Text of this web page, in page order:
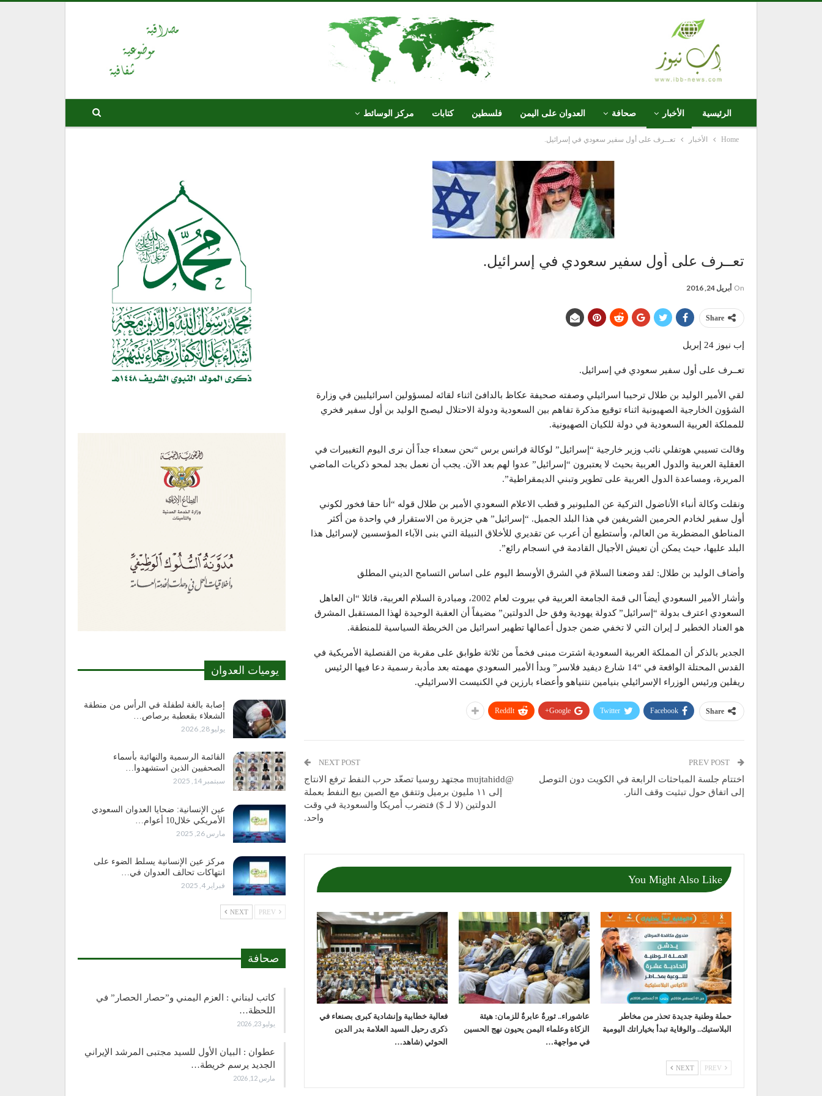
الرئيسية الأخبار صحافة العدوان على اليمن فلسطين كتابات مركز الوسائط
Home الأخبار تعــرف على أول سفير سعودي في إسرائيل.
تعــرف على أول سفير سعودي في إسرائيل.
On أبريل 24, 2016
Share
إب نيوز 24 إبريل
تعــرف على أول سفير سعودي في إسرائيل.
لقي الأمير الوليد بن طلال ترحيبا اسرائيلي وصفته صحيفة عكاظ بالدافئ اثناء لقائه لمسؤولين اسرائيليين في وزارة
الشؤون الخارجية الصهيونية اثناء توقيع مذكرة تفاهم بين السعودية ودولة الاحتلال ليصبح الوليد بن أول سفير فخري
للمملكة العربية السعودية في دولة للكيان الصهيونية.
وقالت تسيبي هوتفلي نائب وزير خارجية “إسرائيل” لوكالة فرانس برس “نحن سعداء جداً أن نرى اليوم التغييرات في
العقلية العربية والدول العربية بحيث لا يعتبرون “إسرائيل” عدوا لهم بعد الآن. يجب أن نعمل بجد لمحو ذكريات الماضي
المريرة، ومساعدة الدول العربية على تطوير وتبني الديمقراطية”.
ونقلت وكالة أنباء الأناضول التركية عن المليونير و قطب الاعلام السعودي الأمير بن طلال قوله “أنا حقا فخور لكوني
أول سفير لخادم الحرمين الشريفين في هذا البلد الجميل. “إسرائيل” هي جزيرة من الاستقرار في واحدة من أكثر
المناطق المضطربة من العالم، وأستطيع أن أعرب عن تقديري للأخلاق النبيلة التي بنى الآباء المؤسسين لإسرائيل هذا
البلد عليها، حيث يمكن أن تعيش الأجيال القادمة في انسجام رائع”.
وأضاف الوليد بن طلال: لقد وضعنا السلامَ في الشرق الأوسط اليوم على اساس التسامح الديني المطلق
وأشار الأمير السعودي أيضاً الى قمة الجامعة العربية في بيروت لعام 2002، ومبادرة السلام العربية، قائلا “ان العاهل
السعودي اعترف بدولة “إسرائيل” كدولة يهودية وفق حل الدولتين” مضيفاً أن العقبة الوحيدة لهذا المستقبل المشرق
هو العناد الخطير لـ إيران التي لا تخفي ضمن جدول أعمالها تطهير اسرائيل من الخريطة السياسية للمنطقة.
الجدير بالذكر أن المملكة العربية السعودية اشترت مبنى فخماً من ثلاثة طوابق على مقربة من القنصلية الأمريكية في
القدس المحتلة الواقعة في “14 شارع ديفيد فلاسر” وبدأ الأمير السعودي مهمته بعد مأدبة رسمية دعا فيها الرئيس
ريفلين ورئيس الوزراء الإسرائيلي بنيامين نتنياهو وأعضاء بارزين في الكنيست الاسرائيلي.
Share
Facebook
Twitter
Google+
ReddIt
اختتام جلسة المباحثات الرابعة في الكويت دون التوصل
إلى اتفاق حول تبثيت وقف النار.
NEXT POST
@mujtahidd مجتهد روسيا تصعّد حرب النفط ترفع الانتاج
إلى ١١ مليون برميل وتتفق مع الصين بيع النفط بعملة
الدولتين (لا لـ $) فتضرب أمريكا والسعودية في وقت
واحد.
You Might Also Like
حملة وطنية جديدة تحذر من مخاطر
البلاستيك.. والوقاية تبدأ بخياراتك اليومية
عاشوراء.. ثورةٌ عابرةٌ للزمان: هيئة
الزكاة وعلماء اليمن يحيون نهج الحسين
في مواجهة…
فعالية خطابية وإنشادية كبرى بصنعاء في
ذكرى رحيل السيد العلامة بدر الدين
الحوثي (شاهد…
NEXT
يوميات العدوان
إصابة بالغة لطفلة في الرأس من منطقة
الشعلاء بقعطبة برصاص…
يوليو 28, 2026
القائمة الرسمية والنهائية بأسماء
الصحفيين الذين استشهدوا…
سبتمبر 14, 2025
عين الإنسانية: ضحايا العدوان السعودي
الأمريكي خلال10 أعوام…
مارس 26, 2025
مركز عين الإنسانية يسلط الضوء على
انتهاكات تحالف العدوان في…
فبراير 4, 2025
NEXT
صحافة
كاتب لبناني : العزم اليمني و”حصار الحصار” في
اللحظة…
يوليو 23, 2026
عطوان : البيان الأول للسيد مجتبى المرشد الإيراني
الجديد يرسم خريطة…
مارس 12, 2026